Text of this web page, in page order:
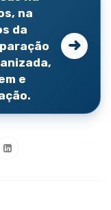
na
da
e